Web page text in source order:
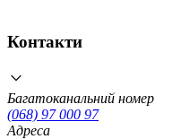
Контакти
Багатоканальний номер
(068) 97 000 97
Адреса